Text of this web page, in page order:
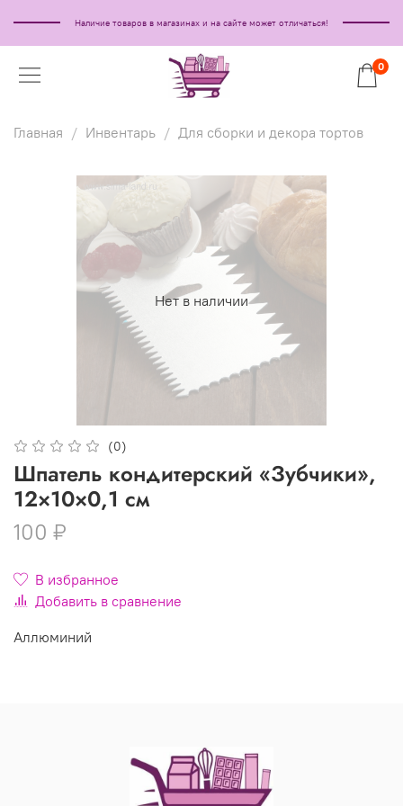
Наличие товаров в магазинах и на сайте может отличаться!
0
Главная Инвентарь Для сборки и декора тортов
Нет в наличии
(0)
Шпатель кондитерский «Зубчики»,
12×10×0,1 см
100 ₽
В избранное
Добавить в сравнение
Аллюминий